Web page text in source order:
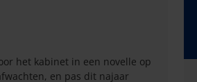
het kabinet in een novelle op
en pas dit najaar